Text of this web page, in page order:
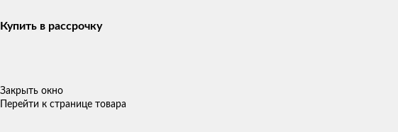
Купить в рассрочку
Закрыть окно
Перейти к странице товара